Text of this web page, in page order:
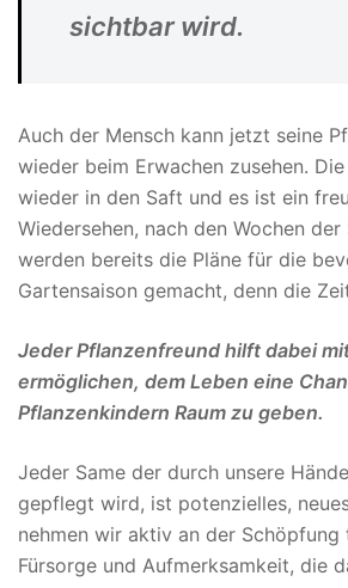
sichtbar wird.
Auch der Mensch kann jetzt seine
wieder beim Erwachen zusehen.
wieder in den Saft und es ist ein
Wiedersehen, nach den Wochen
werden bereits die Pläne für die
Gartensaison gemacht, denn die
Jeder Pflanzenfreund hilft dabei
ermöglichen, dem Leben eine
Pflanzenkindern Raum zu geben.
Jeder Same der durch unsere
gepflegt wird, ist potenzielles,
nehmen wir aktiv an der Schöpfung
Fürsorge und Aufmerksamkeit, die